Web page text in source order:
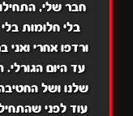
חבר שלי,
בלי חלומות
ורדפו אחרי
עד היום
שלנו ושל
עוד לפני